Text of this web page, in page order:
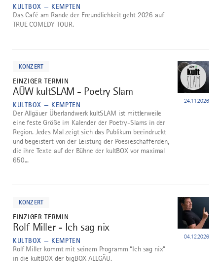
KULTBOX — KEMPTEN
Das Café am Rande der Freundlichkeit geht 2026 auf
TRUE COMEDY TOUR.
KONZERT
EINZIGER TERMIN
4
AÜW kultSLAM - Poetry Slam
KULTBOX — KEMPTEN 24.11.2026
Der Allgäuer Überlandwerk kultSLAM ist mittlerweile
eine feste Größe im Kalender der Poetry-Slams in der
Region. Jedes Mal zeigt sich das Publikum beeindruckt
und begeistert von der Leistung der Poesieschaffenden,
die ihre Texte auf der Bühne der kultBOX vor maximal
650...
KONZERT
EINZIGER TERMIN
5
Rolf Miller - Ich sag nix
KULTBOX — KEMPTEN 04.12.2026
Rolf Miller kommt mit seinem Programm “Ich sag nix”
in die kultBOX der bigBOX ALLGÄU.